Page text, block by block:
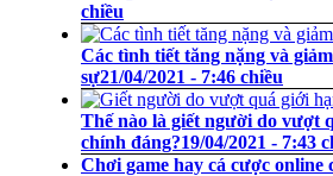
chiều
Các tình tiết tăng nặng và
sự21/04/2021 - 7:46 chiều
Thế nào là giết người do vượt
chính đáng?19/04/2021 - 7:43
Chơi game hay cá cược online